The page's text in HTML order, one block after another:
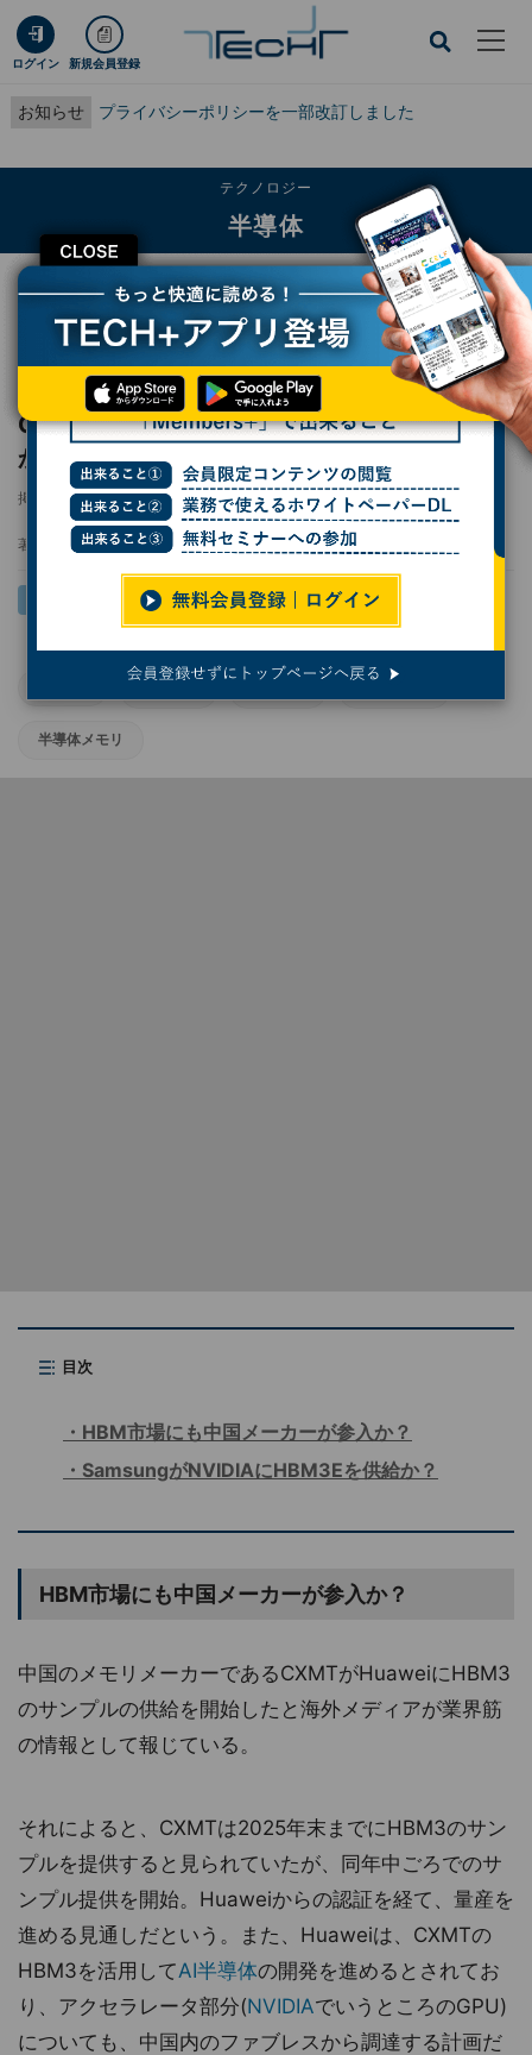
ログイン 新規会員登録
お知らせ プライバシーポリシーを一部改訂しました
CLOSE
テクノロジー
半導体
TECH+ テクノロジー
半導体
CXMTがHBM3のサンプルをHuaweiに提供か？ 海外メディア報道
CXMTがHBM3のサンプルをHuaweiに提供
か？ 海外メディア報道
掲載日 2025/08/12 20:41
著者： 小林行雄
半導体メモリ
目次
HBM市場にも中国メーカーが参入か？
SamsungがNVIDIAにHBM3Eを供給か？
HBM市場にも中国メーカーが参入か？
中国のメモリメーカーであるCXMTがHuaweiにHBM3
のサンプルの供給を開始したと海外メディアが業界筋
の情報として報じている。
それによると、CXMTは2025年末までにHBM3のサン
プルを提供すると見られていたが、同年中ごろでのサ
ンプル提供を開始。Huaweiからの認証を経て、量産を
進める見通しだという。また、Huaweiは、CXMTの
HBM3を活用してAI半導体の開発を進めるとされてお
り、アクセラレータ部分(NVIDIAでいうところのGPU)
についても、中国内のファブレスから調達する計画だ